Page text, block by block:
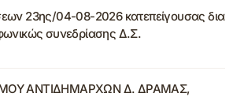
23ης/04-08-2026 κατεπείγουσας δια
συνεδρίασης Δ.Σ.
ΑΝΤΙΔΗΜΑΡΧΩΝ Δ. ΔΡΑΜΑΣ,